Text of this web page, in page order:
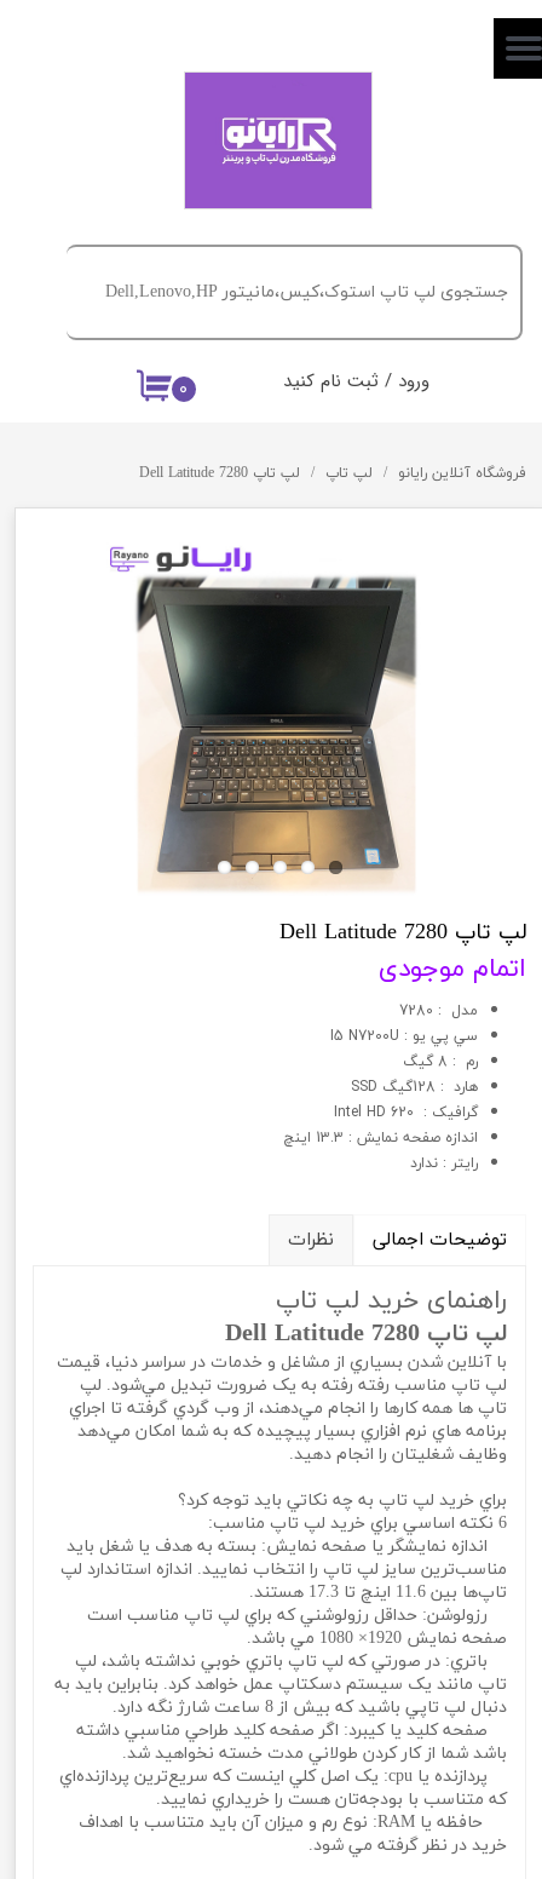
۰ ورود / ثبت نام کنید
حساب کاربری من
خروج از حساب کاربری
فروشگاه آنلاین رایانو لپ تاپ لپ تاپ Dell Latitude 7280
لپ تاپ Dell Latitude 7280
اتمام موجودی
مدل : 7280
سي پي يو : I5 N7200U
رم : 8 گیگ
هارد : 128گیگ SSD
گرافيک : Intel HD 620
اندازه صفحه نمایش : 13.3 اینچ
رایتر : ندارد
توضیحات اجمالی نظرات
راهنمای خرید لپ تاپ
لپ تاپ Dell Latitude 7280
با آنلاين شدن بسياري از مشاغل و خدمات در سراسر دنيا، قيمت
لپ تاپ مناسب رفته رفته به يک ضرورت تبديل مي‌شود. لپ
تاپ ها همه کارها را انجام مي‌دهند، از وب گردي گرفته تا اجراي
برنامه هاي نرم افزاري بسيار پيچيده که به شما امکان مي‌دهد
وظايف شغليتان را انجام دهيد.
براي خريد لپ تاپ به چه نکاتي بايد توجه کرد؟
6 نکته اساسي براي خريد لپ تاپ مناسب:
اندازه نمايشگر يا صفحه نمايش: بسته به هدف يا شغل بايد
مناسب‌ترين سايز لپ تاپ را انتخاب نماييد. اندازه استاندارد لپ
تاپ‌ها بين 11.6 اينچ تا 17.3 هستند.
رزولوشن: حداقل رزولوشني که براي لپ تاپ مناسب است
صفحه نمايش 1920× 1080 مي باشد.
باتري: در صورتي که لپ تاپ باتري خوبي نداشته باشد، لپ
تاپ مانند يک سيستم دسکتاپ عمل خواهد کرد. بنابراين بايد به
دنبال لپ تاپي باشيد که بيش از 8 ساعت شارژ نگه دارد.
صفحه کليد يا کيبرد: اگر صفحه کليد طراحي مناسبي داشته
باشد شما از کار کردن طولاني مدت خسته نخواهيد شد.
پردازنده يا cpu: يک اصل کلي اينست که سريع‌ترين پردازنده‌اي
که متناسب با بودجه‌تان هست را خريداري نماييد.
حافظه يا RAM: نوع رم و ميزان آن بايد متناسب با اهداف
خريد در نظر گرفته مي شود.